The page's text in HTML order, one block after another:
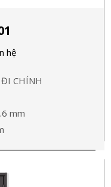
hệ
ĐI CHÍNH
mm